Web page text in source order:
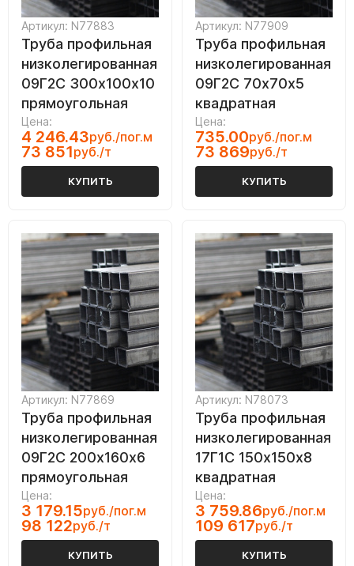
Артикул: N77883
Труба профильная
низколегированная
09Г2С 300х100х10
прямоугольная
Цена:
4 246.43руб./пог.м
73 851руб./т
КУПИТЬ
Артикул: N77909
Труба профильная
низколегированная
09Г2С 70х70х5
квадратная
Цена:
735.00руб./пог.м
73 869руб./т
КУПИТЬ
Артикул: N77869
Труба профильная
низколегированная
09Г2С 200х160х6
прямоугольная
Цена:
3 179.15руб./пог.м
98 122руб./т
КУПИТЬ
Артикул: N78073
Труба профильная
низколегированная
17Г1С 150х150х8
квадратная
Цена:
3 759.86руб./пог.м
109 617руб./т
КУПИТЬ